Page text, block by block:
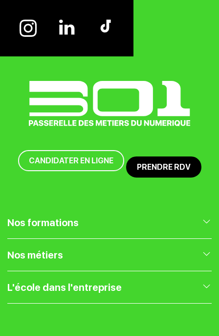
CANDIDATER EN LIGNE
PRENDRE RDV
Nos formations
Nos formations en Marketing Digital
Nos formations en Gestion de projet
Nos métiers
Expert Webmarketing
L'école dans l'entreprise